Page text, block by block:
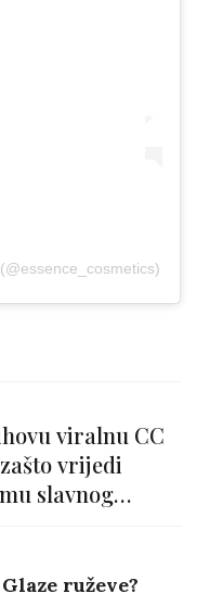
viralnu CC
vrijedi
slavnog
ruževe?